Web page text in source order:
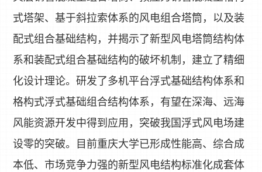
式塔架、基于斜拉索体系的风电组合塔筒，以及装
配式组合基础结构，并揭示了新型风电塔筒结构体
系和装配式组合基础结构的破坏机制，建立了精细
化设计理论。研发了多机平台浮式基础结构体系和
格构式浮式基础组合结构体系，有望在深海、远海
风能资源开发中得到应用，突破我国浮式风电场建
设零的突破。目前重庆大学已形成性能高、综合成
本低、市场竞争力强的新型风电结构标准化成套体